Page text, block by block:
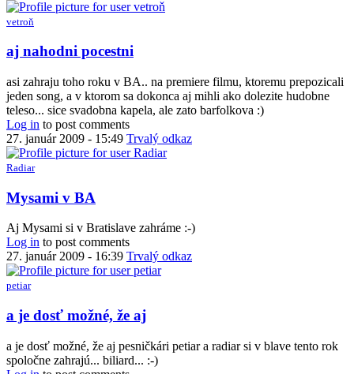
vetroň
In
reply
Koncert
v
Blave
by
oli
aj nahodni pocestni
asi zahraju toho roku v BA.. na premiere filmu, ktoremu prepozicali
jeden song, a v ktorom sa dokonca aj mihli ako dolezite hudobne
teleso... sice svadobna kapela, ale zato barfolkova :)
Log in to post comments
27. január 2009 - 15:49 Trvalý odkaz
Radiar
In
reply
to
Koncert
v
Blave
by
oli
Mysami v BA
Aj Mysami si v Bratislave zahráme :-)
Log in to post comments
27. január 2009 - 16:39 Trvalý odkaz
petiar
In
reply
Mysami
v
a je dosť možné, že aj
a je dosť možné, že aj pesničkári petiar a radiar si v blave tento rok
spoločne zahrajú... biliard... :-)